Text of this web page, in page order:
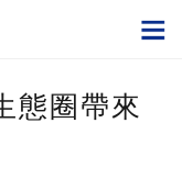
態圈帶來